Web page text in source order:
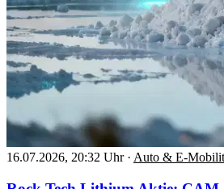
16.07.2026, 20:32 Uhr · Auto & E-